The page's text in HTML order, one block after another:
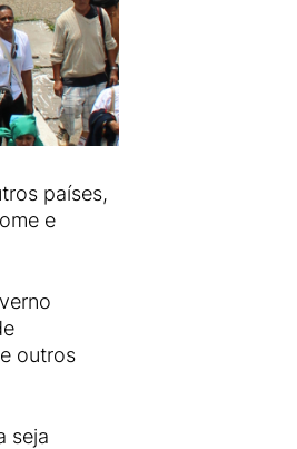
países,
e
outros
seja